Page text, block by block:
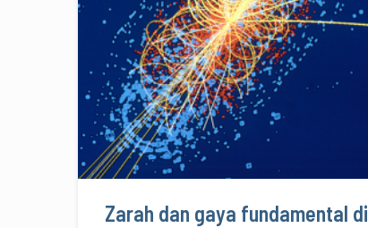
Zarah dan gaya fundamental di